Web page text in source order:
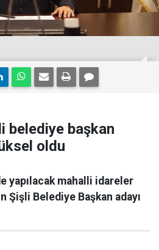
belediye başkan
oldu
yapılacak mahalli idareler
Şişli Belediye Başkan adayı